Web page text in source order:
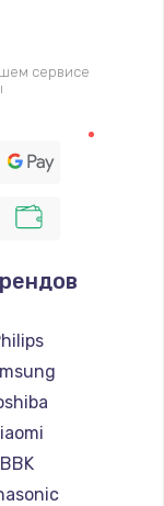
пайка
сервисе